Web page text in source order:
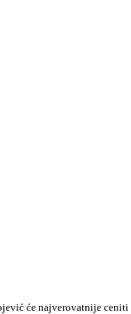
će najverovatnije